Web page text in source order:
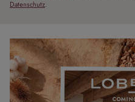
Datenschutz.